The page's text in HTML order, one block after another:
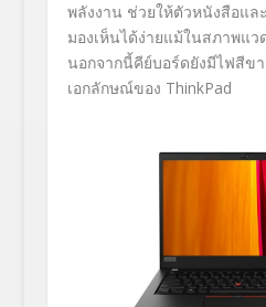
พลังงาน ช่วยให้ตัวหนังสือแล
มองเห็นได้ง่ายแม้ในสภาพแ
นอกจากนี้คีย์บอร์ดยังมีไฟสีขา
เอกลักษณ์ของ ThinkPad